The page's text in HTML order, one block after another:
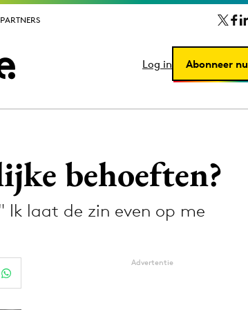
PARTNERS
Log in Abonneer nu
PARTNERS
Log in Abonneer nu
behoeften?
Ik laat de zin even op me
Advertentie